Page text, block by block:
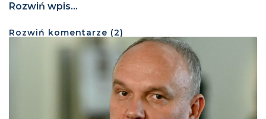
Rozwiń wpis...
Rozwiń komentarze (2)